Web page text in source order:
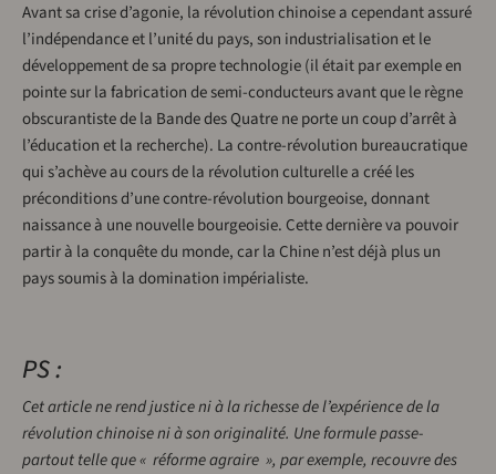
Avant sa crise d’agonie, la révolution chinoise a cependant assuré
l’indépendance et l’unité du pays, son industrialisation et le
développement de sa propre technologie (il était par exemple en
pointe sur la fabrication de semi-conducteurs avant que le règne
obscurantiste de la Bande des Quatre ne porte un coup d’arrêt à
l’éducation et la recherche). La contre-révolution bureaucratique
qui s’achève au cours de la révolution culturelle a créé les
préconditions d’une contre-révolution bourgeoise, donnant
naissance à une nouvelle bourgeoisie. Cette dernière va pouvoir
partir à la conquête du monde, car la Chine n’est déjà plus un
pays soumis à la domination impérialiste.
PS :
Cet article ne rend justice ni à la richesse de l’expérience de la
révolution chinoise ni à son originalité. Une formule passe-
partout telle que « réforme agraire », par exemple, recouvre des